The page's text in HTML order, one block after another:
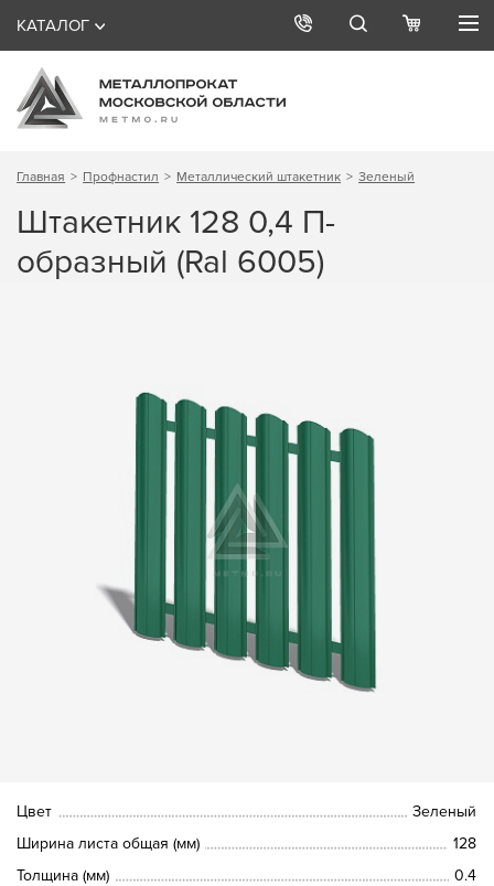
КАТАЛОГ
Главная Профнастил Металлический штакетник Зеленый
Штакетник 128 0,4 П-
образный (Ral 6005)
Цвет
Зеленый
Ширина листа общая (мм)
128
Толщина (мм)
0.4